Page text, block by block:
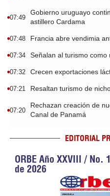
07:49
Gobierno uruguayo
astillero Cardama
07:48 Francia abre vendimia
07:34 Señalan al turismo como
07:32 Crecen exportaciones
07:21 Resaltan turismo de
07:20
Rechazan creación de
Canal de Panamá
EDITORIAL
ORBE Año XXVIII /
de 2026